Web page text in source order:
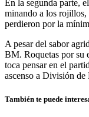
En la segunda parte,
minando a los rojillos,
perdieron por la
A pesar del sabor
BM. Roquetas por su
toca pensar en el
ascenso a División de
También te puede